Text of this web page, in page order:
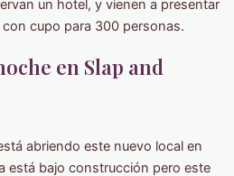
un hotel, y vienen a presentar
cupo para 300 personas.
en Slap and
abriendo este nuevo local en
está bajo construcción pero este